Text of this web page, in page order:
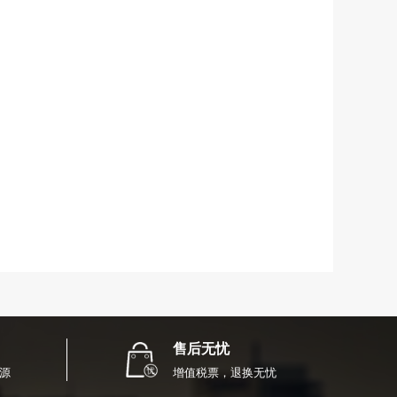
售后无忧
增值税票，退换无忧